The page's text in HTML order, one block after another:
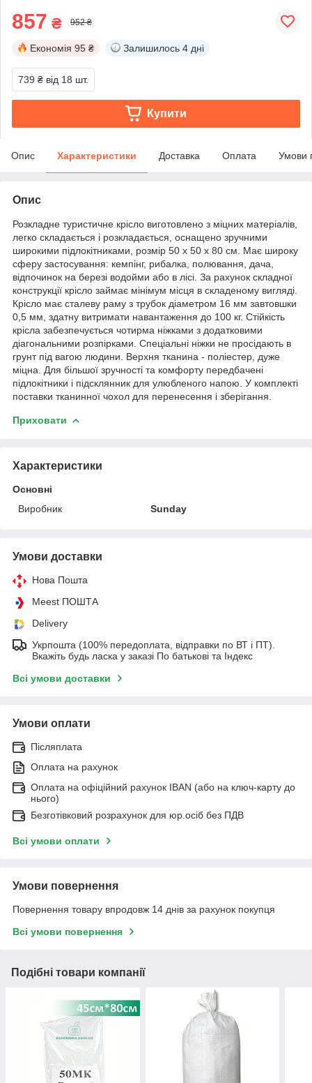
857 ₴ 952 ₴
Економія 95 ₴ Залишилось 4 дні
739 ₴ від 18 шт.
Купити
Опис Характеристики Доставка Оплата Умови
Опис
Розкладне туристичне крісло виготовлено з міцних матеріалів,
легко складається і розкладається, оснащено зручними
широкими підлокітниками, розмір 50 х 50 х 80 см. Має широку
сферу застосування: кемпінг, рибалка, полювання, дача,
відпочинок на березі водойми або в лісі. За рахунок складної
конструкції крісло займає мінімум місця в складеному вигляді.
Крісло має сталеву раму з трубок діаметром 16 мм завтовшки
0,5 мм, здатну витримати навантаження до 100 кг. Стійкість
крісла забезпечується чотирма ніжками з додатковими
діагональними розпірками. Спеціальні ніжки не просідають в
грунт під вагою людини. Верхня тканина - поліестер, дуже
міцна. Для більшої зручності та комфорту передбачені
підлокітники і підсклянник для улюбленого напою. У комплекті
поставки тканинної чохол для перенесення і зберігання.
Приховати
Характеристики
Основні
Виробник
Sunday
Умови доставки
Нова Пошта
Meest ПОШТА
Delivery
Укрпошта (100% передоплата, відправки по ВТ і ПТ).
Вкажіть будь ласка у заказі По батькові та Індекс
Всі умови доставки
Умови оплати
Післяплата
Оплата на рахунок
Оплата на офіційний рахунок IBAN (або на ключ-карту до
нього)
Безготівковий розрахунок для юр.осіб без ПДВ
Всі умови оплати
Умови повернення
Повернення товару впродовж 14 днів за рахунок покупця
Всі умови повернення
Подібні товари компанії